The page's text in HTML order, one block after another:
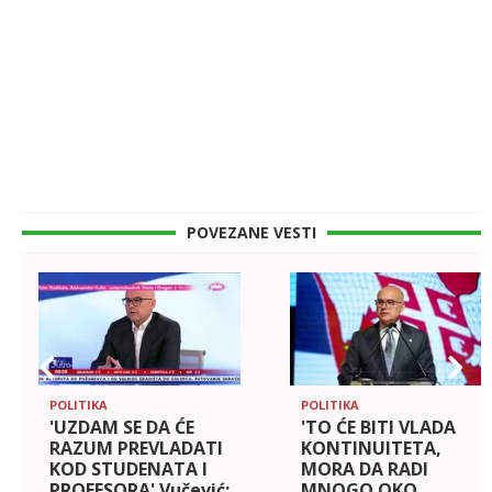
POVEZANE VESTI
POLITIKA
'UZDAM SE DA ĆE
RAZUM PREVLADATI
KOD STUDENATA I
POLITIKA
'TO ĆE BITI VLADA
KONTINUITETA,
MORA DA RADI